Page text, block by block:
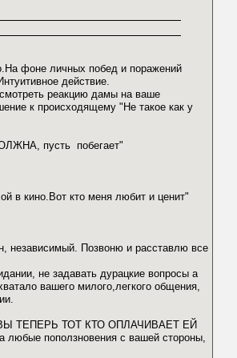
фоне личных побед и поражений
действие.
реакцию дамы на ваше
к происходящему "Не такое как у
пусть побегает"
в кино.Вот кто меня любит и ценит"
независимый. Позвоню и расставлю все
не задавать дурацкие вопросы а
вашего милого,легкого общения,
ВЫ ТЕПЕРЬ ТОТ КТО ОПЛАЧИВАЕТ ЕЙ
поползновения с вашей стороны,